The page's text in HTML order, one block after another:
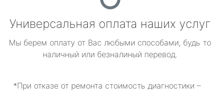
Универсальная оплата наших услуг
Мы берем оплату от Вас любыми способами, будь то
наличный или безналиный перевод.
*При отказе от ремонта стоимость диагностики –